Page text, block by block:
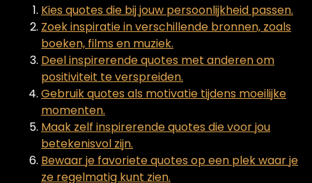
Kies quotes die bij jouw persoonlijkheid passen.
Zoek inspiratie in verschillende bronnen, zoals
boeken, films en muziek.
Deel inspirerende quotes met anderen om
positiviteit te verspreiden.
Gebruik quotes als motivatie tijdens moeilijke
momenten.
Maak zelf inspirerende quotes die voor jou
betekenisvol zijn.
Bewaar je favoriete quotes op een plek waar je
ze regelmatig kunt zien.